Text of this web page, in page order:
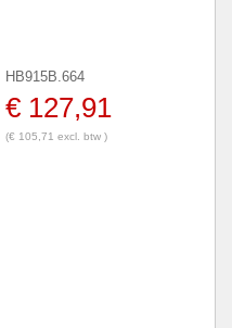
HB915B.664
€ 127,91
(€ 105,71 excl. btw )